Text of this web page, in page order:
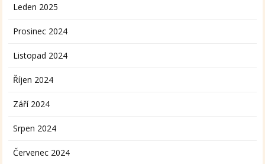
Leden 2025
Prosinec 2024
Listopad 2024
Říjen 2024
Září 2024
Srpen 2024
Červenec 2024